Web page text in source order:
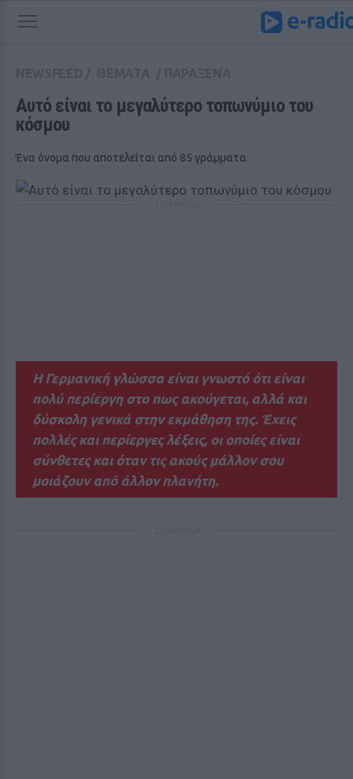
Αυτό είναι το μεγαλύτερο τοπωνύμιο του
κόσμου
Ένα όνομα που αποτελείται από 85 γράμματα
Η Γερμανική γλώσσα είναι γνωστό ότι είναι
πολύ περίεργη στο πως ακούγεται, αλλά και
δύσκολη γενικά στην εκμάθηση της. Έχεις
πολλές και περίεργες λέξεις, οι οποίες είναι
σύνθετες και όταν τις ακούς μάλλον σου
μοιάζουν από άλλον πλανήτη.